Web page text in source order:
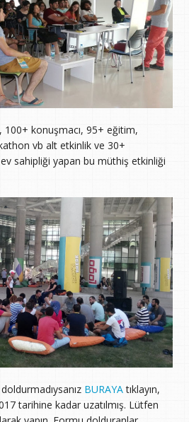
100+ konuşmacı, 95+ eğitim,
vb alt etkinlik ve 30+
sahipliği yapan bu müthiş etkinliği
BURAYAtıklayın,
tarihine kadar uzatılmış. Lütfen